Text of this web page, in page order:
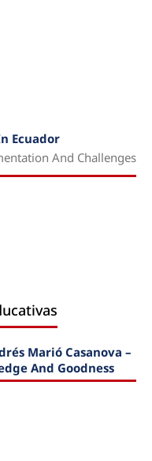
Ecuador
And Challenges
Marió Casanova –
And Goodness